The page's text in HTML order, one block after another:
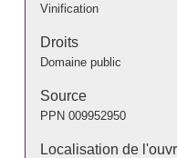
Vinification
Droits
Domaine public
Source
PPN 009952950
Localisation de